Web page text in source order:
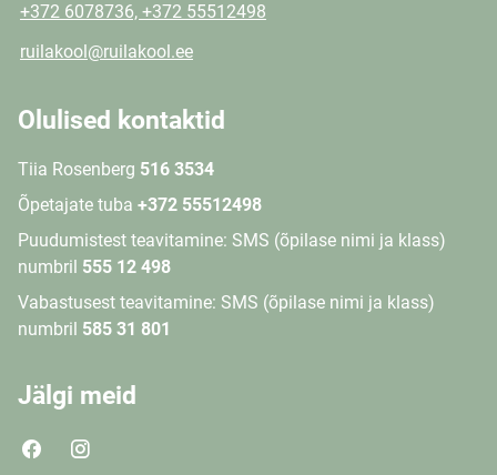
+372 6078736, +372 55512498
ruilakool@ruilakool.ee
Olulised kontaktid
Tiia Rosenberg 516 3534
Õpetajate tuba +372 55512498
Puudumistest teavitamine: SMS (õpilase nimi ja klass)
numbril 555 12 498
Vabastusest teavitamine: SMS (õpilase nimi ja klass)
numbril 585 31 801
Jälgi meid